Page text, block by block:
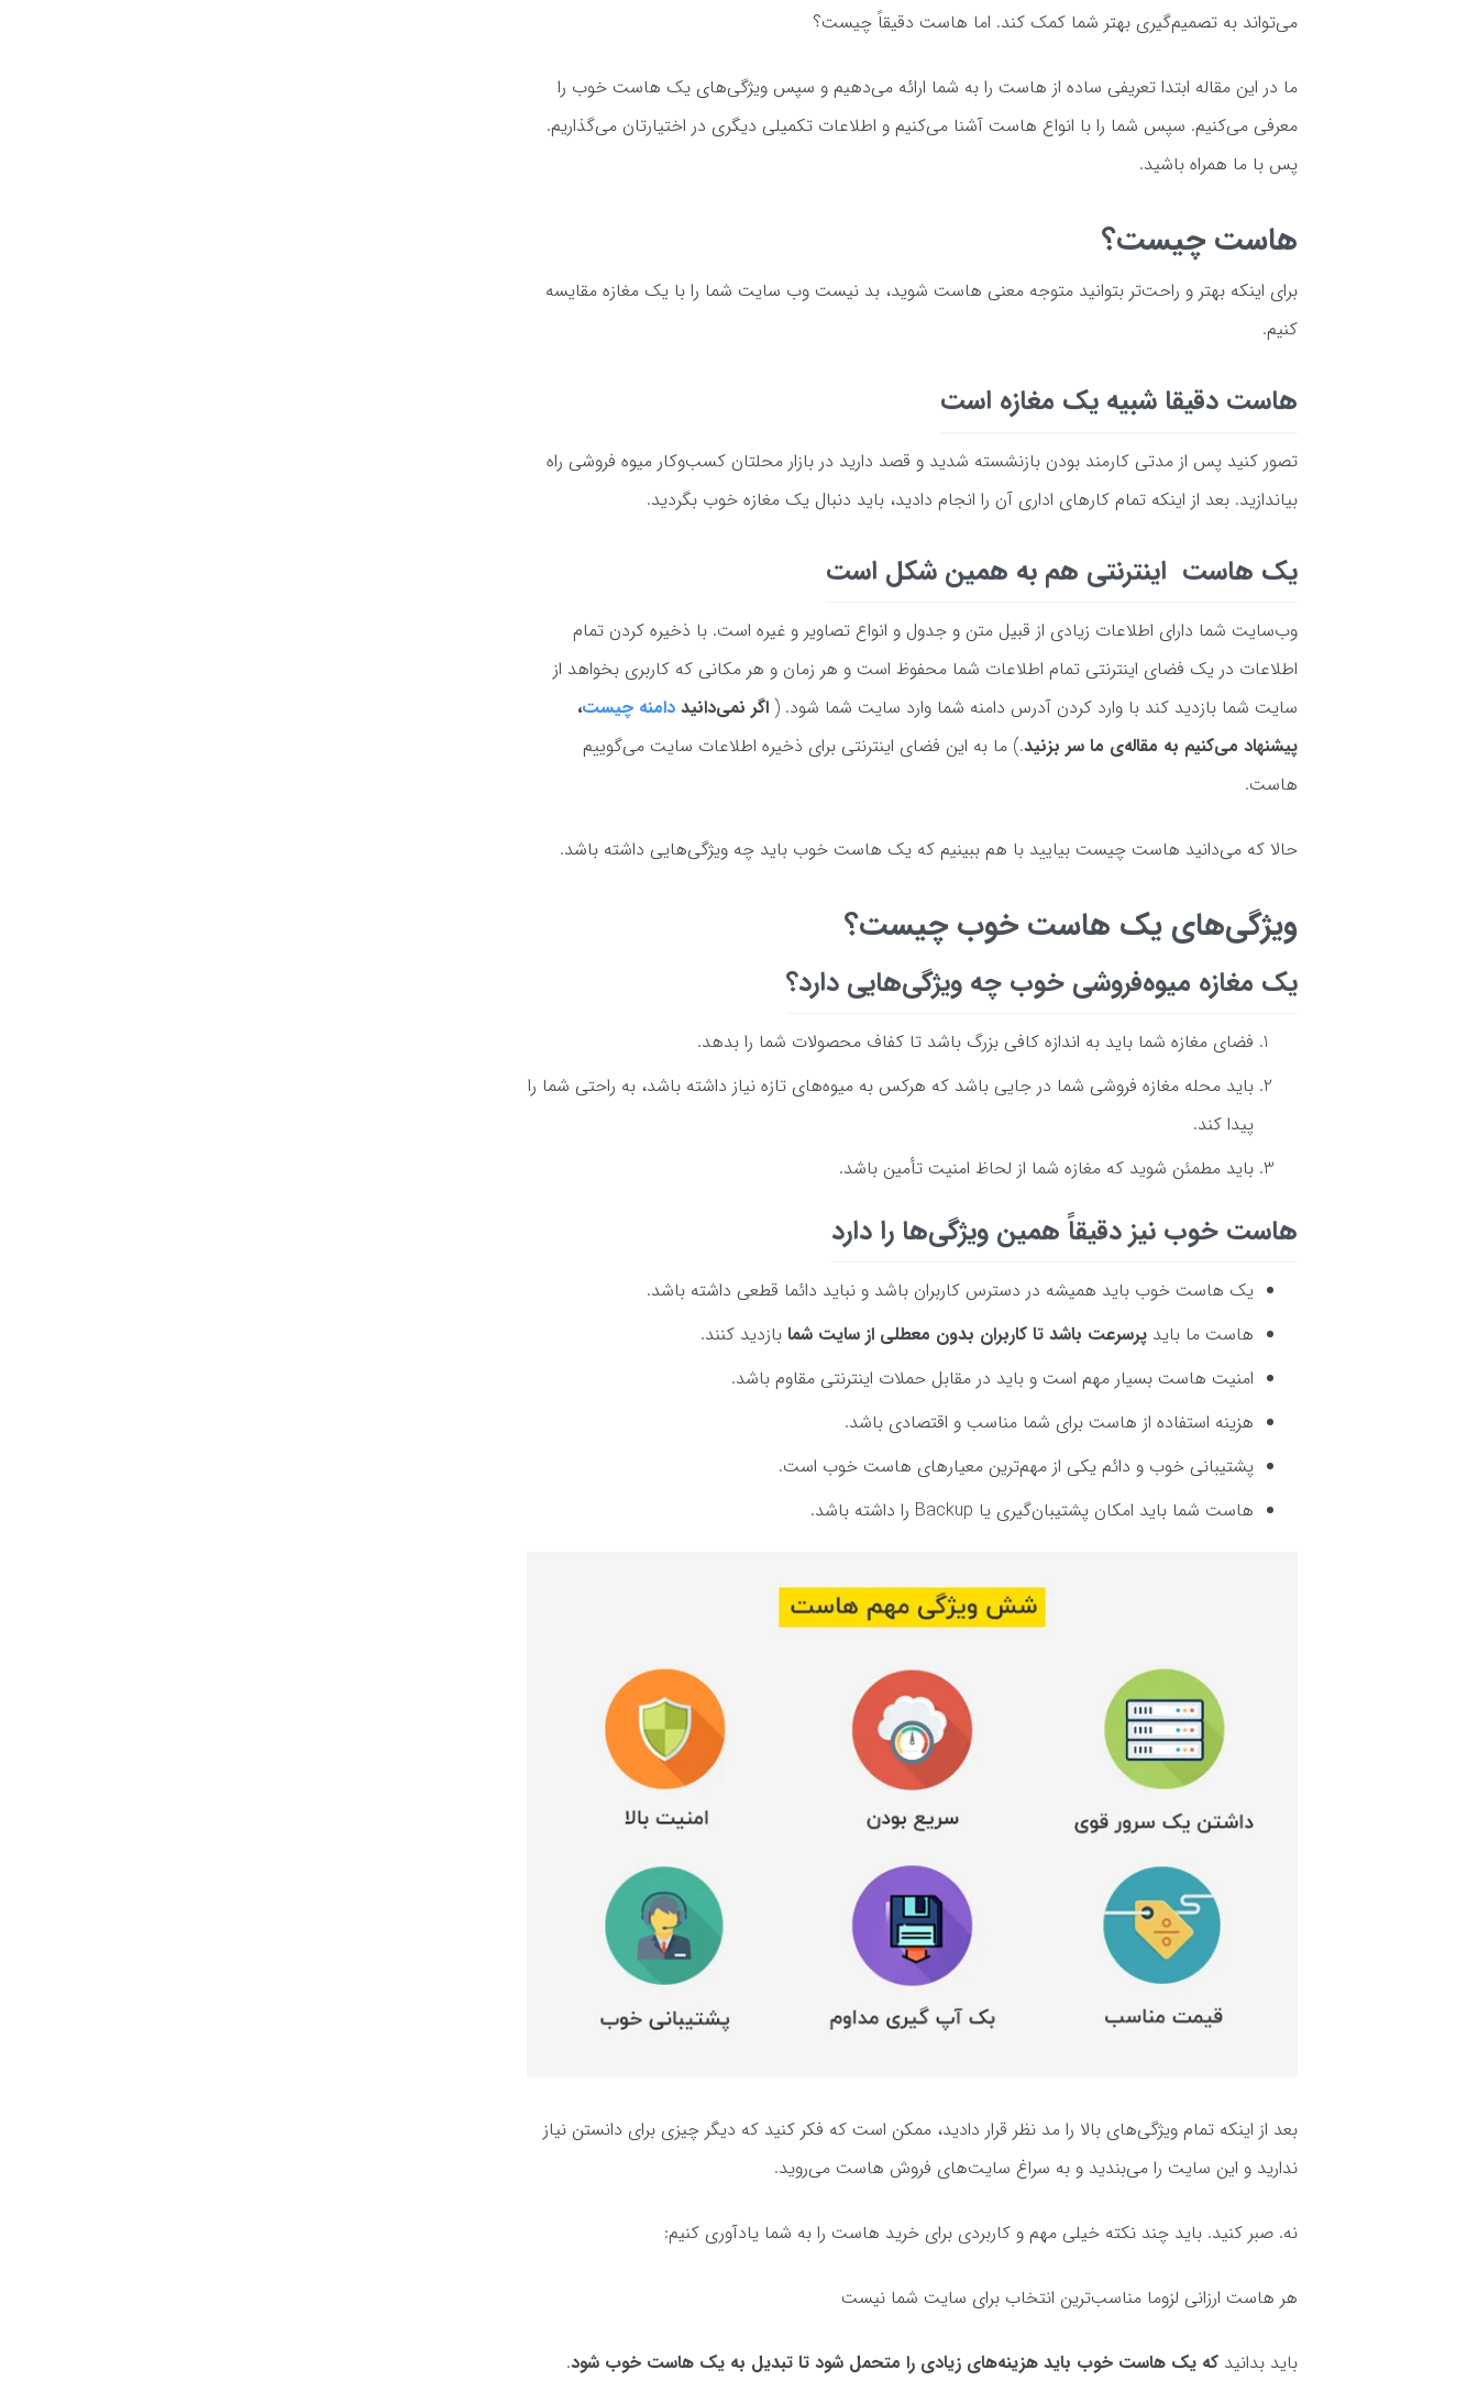
می‌تواند به تصمیم‌گیری بهتر شما کمک کند. اما هاست دقیقاً چیست؟
ما در این مقاله ابتدا تعریفی ساده از هاست را به شما ارائه می‌دهیم و سپس ویژگی‌های یک هاست خوب را
معرفی می‌کنیم. سپس شما را با انواع هاست آشنا می‌کنیم و اطلاعات تکمیلی دیگری در اختیارتان می‌گذاریم.
پس با ما همراه باشید.
هاست چیست؟
برای اینکه بهتر و راحت‌تر بتوانید متوجه معنی هاست شوید، بد نیست وب سایت شما را با یک مغازه مقایسه
کنیم.
هاست دقیقا شبیه یک مغازه است
تصور کنید پس از مدتی کارمند بودن بازنشسته شدید و قصد دارید در بازار محلتان کسب‌و‌کار میوه فروشی راه
بیاندازید. بعد از اینکه تمام کار‌های اداری آن را انجام دادید، باید دنبال یک مغازه خوب بگردید.
یک هاست اینترنتی هم به همین شکل است
وب‌سایت شما دارای اطلاعات زیادی از قبیل متن و جدول و انواع تصاویر و غیره است. با ذخیره کردن تمام
اطلاعات در یک فضای اینترنتی تمام اطلاعات شما محفوظ است و هر زمان و هر مکانی که کاربری بخواهد از
سایت شما بازدید کند با وارد کردن آدرس دامنه شما وارد سایت شما شود. (اگر نمیدانیددامنه چیست،
پیشنهاد میکنیم به مقالهی ما سر بزنید.) ما به این فضای اینترنتی برای ذخیره اطلاعات سایت می‌گو‌ییم
هاست.
حالا که می‌دانید هاست چیست بیایید با هم ببینیم که یک هاست خوب باید چه ویژگی‌هایی داشته باشد.
ویژگی‌های یک هاست خوب چیست؟
یک مغازه میوه‌فروشی خوب چه ویژگی‌هایی دارد؟
فضای مغازه شما باید به اندازه کافی بزرگ باشد تا کفاف محصولات شما را بدهد.
باید محله مغازه فروشی شما در جایی باشد که هرکس به میوه‌های تازه نیاز داشته باشد، به راحتی شما را
پیدا کند.
باید مطمئن شوید که مغازه شما از لحاظ امنیت تأمین باشد.
هاست خوب نیز دقیقاً همین ویژگی‌ها را دارد
یک هاست خوب باید همیشه در دسترس کاربران باشد و نباید دائما قطعی داشته باشد.
هاست ما بایدپرسرعت باشد تا کاربران بدون معطلی از سایت شما بازدید کنند.
امنیت هاست بسیار مهم است و باید در مقابل حملات اینترنتی مقاوم باشد.
هزینه استفاده از هاست برای شما مناسب و اقتصادی باشد.
پشتیبانی خوب و دائم یکی از مهم‌ترین معیار‌های هاست خوب است.
هاست شما باید امکان پشتیبان‌گیری یا Backup را داشته باشد.
بعد از اینکه تمام ویژگی‌های بالا را مد نظر قرار دادید، ممکن است که فکر کنید که دیگر چیزی برای دانستن نیاز
ندارید و این سایت را می‌بندید و به سراغ سایت‌های فروش هاست می‌روید.
نه. صبر کنید. باید چند نکته خیلی مهم و کاربردی برای خرید هاست را به شما یادآوری کنیم:
هر هاست ارزانی لزوما مناسب‌ترین انتخاب برای سایت شما نیست
باید بدانیدکه یک هاست خوب باید هزینههای زیادی را متحمل شود تا تبدیل به یک هاست خوب شود.